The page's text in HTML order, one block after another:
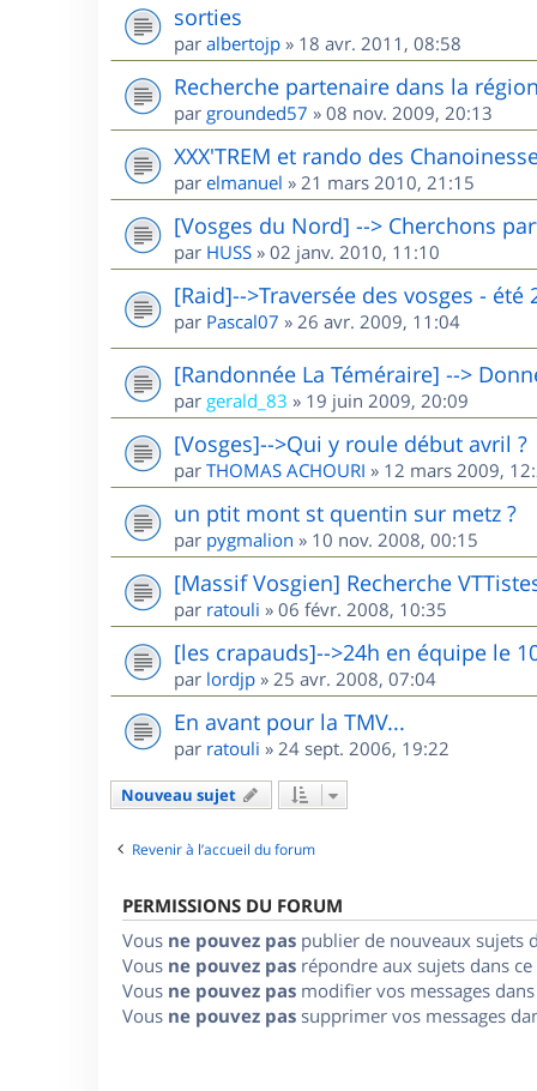
sorties
par albertojp » 18 avr. 2011, 08:58
Recherche partenaire dans la
par grounded57 » 08 nov. 2009, 20:13
XXX'TREM et rando des
par elmanuel » 21 mars 2010, 21:15
[Vosges du Nord] --> Cherchons
par HUSS » 02 janv. 2010, 11:10
[Raid]-->Traversée des vosges - été
par Pascal07 » 26 avr. 2009, 11:04
[Randonnée La Téméraire] -->
par gerald_83 » 19 juin 2009, 20:09
[Vosges]-->Qui y roule début avril ?
par THOMAS ACHOURI » 12 mars 2009,
un ptit mont st quentin sur metz ?
par pygmalion » 10 nov. 2008, 00:15
[Massif Vosgien] Recherche
par ratouli » 06 févr. 2008, 10:35
[les crapauds]-->24h en équipe le
par lordjp » 25 avr. 2008, 07:04
En avant pour la TMV...
par ratouli » 24 sept. 2006, 19:22
Nouveau sujet
Revenir à l’accueil du forum
PERMISSIONS DU FORUM
Vous ne pouvez pas publier de nouveaux sujets
Vous ne pouvez pas répondre aux sujets dans
Vous ne pouvez pas modifier vos messages
Vous ne pouvez pas supprimer vos messages